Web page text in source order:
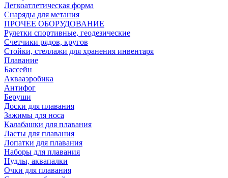
Легкоатлетическая форма
Снаряды для метания
ПРОЧЕЕ ОБОРУДОВАНИЕ
Рулетки спортивные, геодезические
Счетчики рядов, кругов
Стойки, стеллажи для хранения инвентаря
Плавание
Бассейн
Аквааэробика
Антифог
Беруши
Доски для плавания
Зажимы для носа
Калабашки для плавания
Ласты для плавания
Лопатки для плавания
Наборы для плавания
Нудлы, аквапалки
Очки для плавания